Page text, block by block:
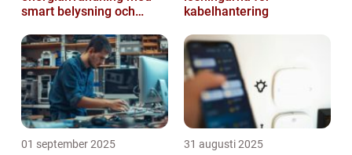
smart belysning och
kabelhantering
01 september 2025 31 augusti 2025